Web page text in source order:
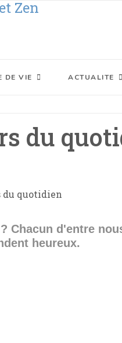
DE VIE ACTUALITE
du
Chacun d'entre
heureux.